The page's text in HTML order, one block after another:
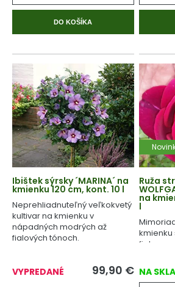
DO KOŠÍKA
Ibištek sýrsky ´MARINA´ na
kmienku 120 cm, kont. 10 l
Neprehliadnuteľný veľkokvetý
kultivar na kmienku v
nápadných modrých až
fialových tónoch.
VYPREDANÉ 99,90 €
Ruža
na
l
kmienku
fialovo
NA